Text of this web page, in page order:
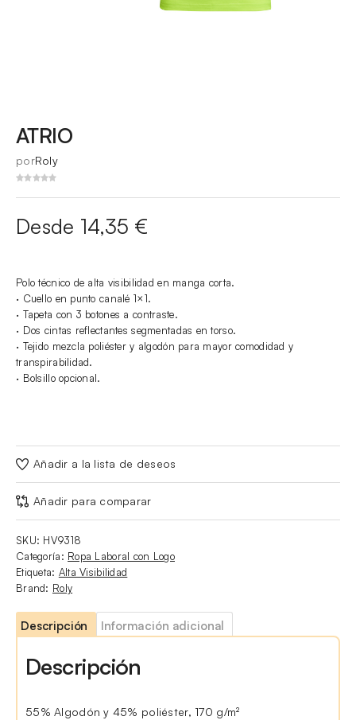
ATRIO
porRoly
Desde 14,35 €
Polo técnico de alta visibilidad en manga corta.
· Cuello en punto canalé 1×1.
· Tapeta con 3 botones a contraste.
· Dos cintas reflectantes segmentadas en torso.
· Tejido mezcla poliéster y algodón para mayor comodidad y
transpirabilidad.
· Bolsillo opcional.
Añadir a la lista de deseos
Añadir para comparar
SKU: HV9318
Categoría: Ropa Laboral con Logo
Etiqueta: Alta Visibilidad
Brand: Roly
Descripción Información adicional
Descripción
55% Algodón y 45% poliéster, 170 g/m²